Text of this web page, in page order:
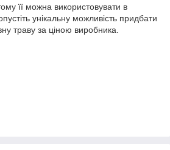
її можна використовувати в
унікальну можливість придбати
траву за ціною виробника.